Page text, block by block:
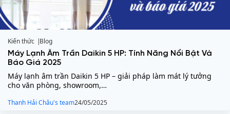
Kiến thức
Blog
Máy Lạnh Âm Trần Daikin 5 HP: Tính Năng Nổi Bật Và
Báo Giá 2025
Máy lạnh âm trần Daikin 5 HP – giải pháp làm mát lý tưởng
cho văn phòng, showroom,…
Thanh Hải Châu's team24/05/2025